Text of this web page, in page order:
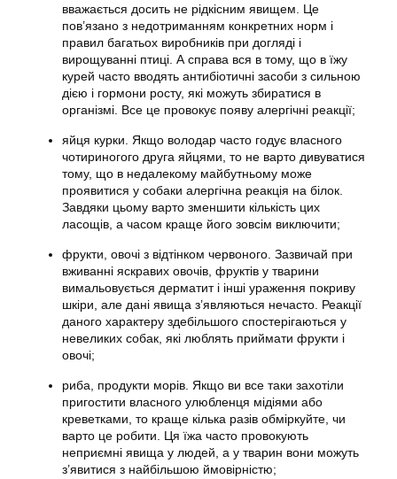
вважається досить не рідкісним явищем. Це
пов’язано з недотриманням конкретних норм і
правил багатьох виробників при догляді і
вирощуванні птиці. А справа вся в тому, що в їжу
курей часто вводять антибіотичні засоби з сильною
дією і гормони росту, які можуть збиратися в
організмі. Все це провокує появу алергічні реакції;
яйця курки. Якщо володар часто годує власного
чотириногого друга яйцями, то не варто дивуватися
тому, що в недалекому майбутньому може
проявитися у собаки алергічна реакція на білок.
Завдяки цьому варто зменшити кількість цих
ласощів, а часом краще його зовсім виключити;
фрукти, овочі з відтінком червоного. Зазвичай при
вживанні яскравих овочів, фруктів у тварини
вимальовується дерматит і інші ураження покриву
шкіри, але дані явища з’являються нечасто. Реакції
даного характеру здебільшого спостерігаються у
невеликих собак, які люблять приймати фрукти і
овочі;
риба, продукти морів. Якщо ви все таки захотіли
пригостити власного улюбленця мідіями або
креветками, то краще кілька разів обміркуйте, чи
варто це робити. Ця їжа часто провокують
неприємні явища у людей, а у тварин вони можуть
з’явитися з найбільшою ймовірністю;